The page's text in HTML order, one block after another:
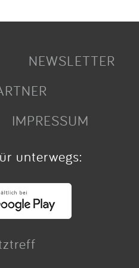
NEWSLETTER
IMPRESSUM
unterwegs: